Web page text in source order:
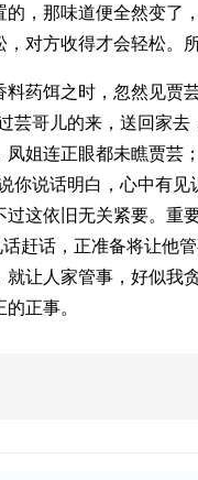
，那味道便全然变了
对方收得才会轻松。
药饵之时，忽然见贾
芸哥儿的来，送回家去
姐连正眼都未瞧贾芸
你说话明白，心中有见
这依旧无关紧要。重
赶话，正准备将让他
让人家管事，好似我
正事。